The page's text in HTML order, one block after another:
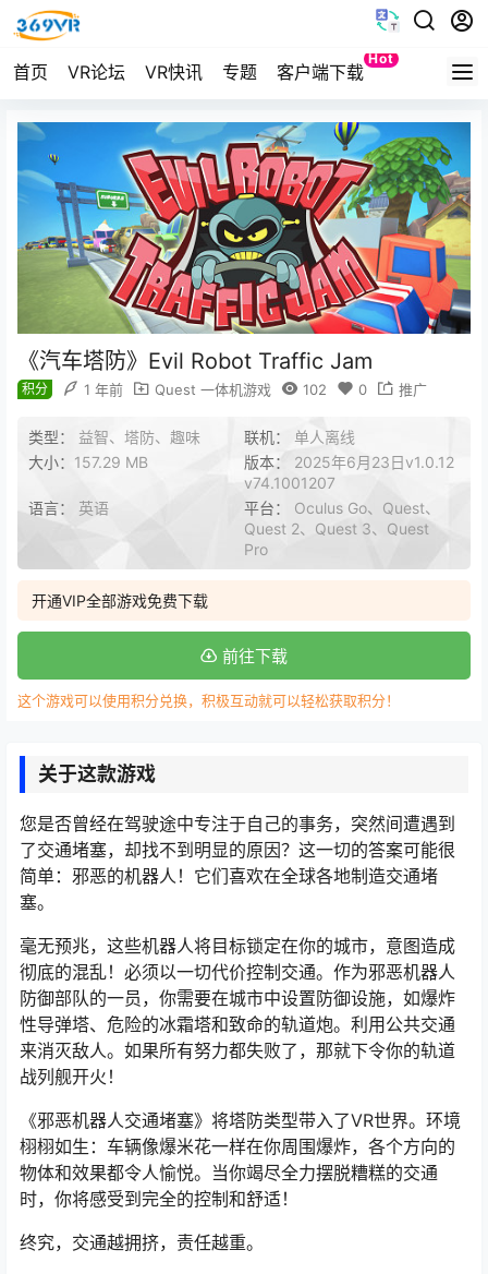
首页 VR论坛 VR快讯 专题 客户端下载
Hot
Quest
《汽车塔防》Evil Robot Traffic Jam
积分 1 年前 Quest 一体机游戏 102 0 推广
类型： 益智、塔防、趣味 联机： 单人离线
大小： 157.29 MB 版本： 2025年6月23日v1.0.12
v74.1001207
语言： 英语 平台： Oculus Go、Quest、
Quest 2、Quest 3、Quest
Pro
开通VIP全部游戏免费下载
前往下载
这个游戏可以使用积分兑换，积极互动就可以轻松获取积分！
关于这款游戏
您是否曾经在驾驶途中专注于自己的事务，突然间遭遇到
了交通堵塞，却找不到明显的原因？这一切的答案可能很
简单：邪恶的机器人！它们喜欢在全球各地制造交通堵
塞。
毫无预兆，这些机器人将目标锁定在你的城市，意图造成
彻底的混乱！必须以一切代价控制交通。作为邪恶机器人
防御部队的一员，你需要在城市中设置防御设施，如爆炸
性导弹塔、危险的冰霜塔和致命的轨道炮。利用公共交通
来消灭敌人。如果所有努力都失败了，那就下令你的轨道
战列舰开火！
《邪恶机器人交通堵塞》将塔防类型带入了VR世界。环境
栩栩如生：车辆像爆米花一样在你周围爆炸，各个方向的
物体和效果都令人愉悦。当你竭尽全力摆脱糟糕的交通
时，你将感受到完全的控制和舒适！
终究，交通越拥挤，责任越重。